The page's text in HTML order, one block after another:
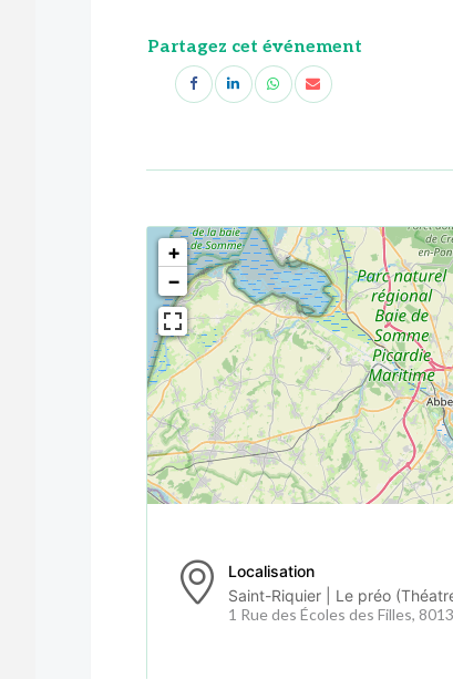
Partagez cet événement
<!---->
+
−
Localisation
Saint-Riquier | Le préo
1 Rue des Écoles des Filles,